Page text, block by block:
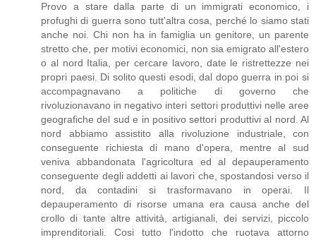
Provo a stare dalla parte di un immigrati economico, i
profughi di guerra sono tutt'altra cosa, perché lo siamo stati
anche noi. Chi non ha in famiglia un genitore, un parente
stretto che, per motivi economici, non sia emigrato all'estero
o al nord Italia, per cercare lavoro, date le ristrettezze nei
propri paesi. Di solito questi esodi, dal dopo guerra in poi si
accompagnavano a politiche di governo che
rivoluzionavano in negativo interi settori produttivi nelle aree
geografiche del sud e in positivo settori produttivi al nord. Al
nord abbiamo assistito alla rivoluzione industriale, con
conseguente richiesta di mano d'opera, mentre al sud
veniva abbandonata l'agricoltura ed al depauperamento
conseguente degli addetti ai lavori che, spostandosi verso il
nord, da contadini si trasformavano in operai. Il
depauperamento di risorse umana era causa anche del
crollo di tante altre attività, artigianali, dei servizi, piccolo
imprenditoriali. Cosi tutto l'indotto che ruotava attorno